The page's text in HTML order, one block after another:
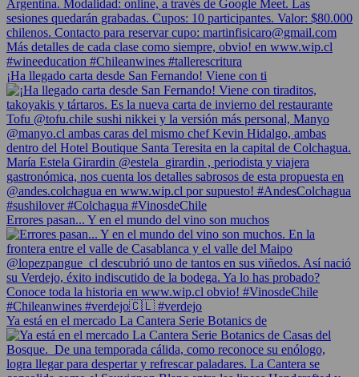
¡Ha llegado carta desde San Fernando! Viene con ti
Errores pasan... Y en el mundo del vino son muchos
Ya está en el mercado La Cantera Serie Botanics de